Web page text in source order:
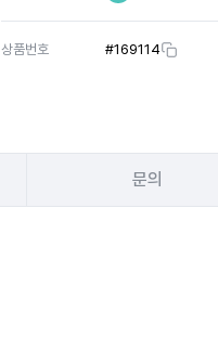
상품번호 #169114
문의